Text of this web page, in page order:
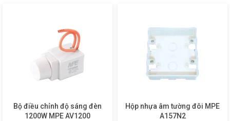
Bộ điều chỉnh độ sáng đèn
1200W MPE AV1200
Hộp nhựa âm tường đôi MPE
A157N2